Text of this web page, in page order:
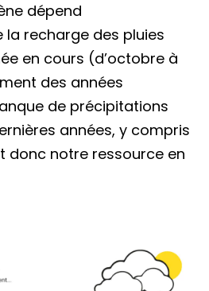
dépend
la recharge des pluies
en cours (d’octobre à
des années
de précipitations
années, y compris
donc notre ressource en